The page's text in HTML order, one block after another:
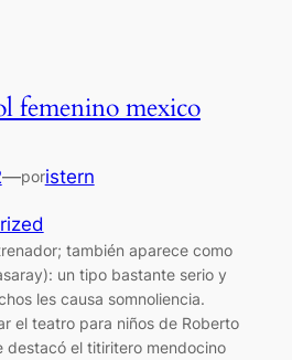
femenino mexico
—poristern
también aparece como
un tipo bastante serio y
les causa somnoliencia.
el teatro para niños de Roberto
destacó el titiritero mendocino